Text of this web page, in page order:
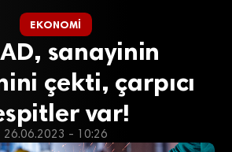
EKONOMI
sanayinin
çekti, çarpıcı
var!
26.06.2023 - 10:26